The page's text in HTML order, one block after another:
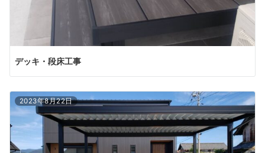
デッキ・段床工事
2023年8月22日